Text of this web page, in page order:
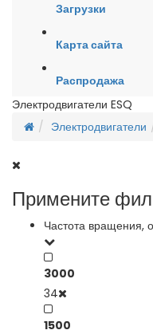
Загрузки
Карта сайта
Распродажа
Электродвигатели ESQ
Электродвигатели
Примените
Частота вращения,
3000
34
1500